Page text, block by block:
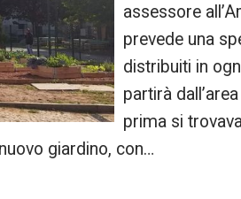
assessore
prevede una
distribuiti in
partirà
prima si
giardino, con…